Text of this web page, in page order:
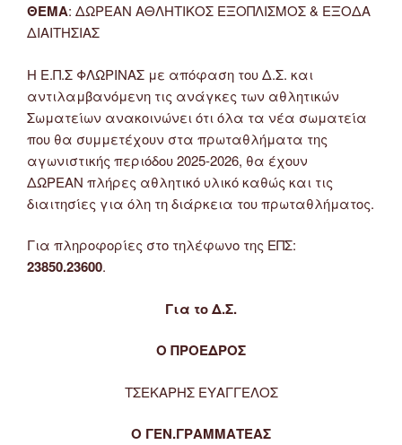
ΘΕΜΑ: ΔΩΡΕΑΝ ΑΘΛΗΤΙΚΟΣ ΕΞΟΠΛΙΣΜΟΣ & ΕΞΟΔΑ
ΔΙΑΙΤΗΣΙΑΣ
Η Ε.Π.Σ ΦΛΩΡΙΝΑΣ με απόφαση του Δ.Σ. και
αντιλαμβανόμενη τις ανάγκες των αθλητικών
Σωματείων ανακοινώνει ότι όλα τα νέα σωματεία
που θα συμμετέχουν στα πρωταθλήματα της
αγωνιστικής περιόδου 2025-2026, θα έχουν
ΔΩΡΕΑΝ πλήρες αθλητικό υλικό καθώς και τις
διαιτησίες για όλη τη διάρκεια του πρωταθλήματος.
Για πληροφορίες στο τηλέφωνο της ΕΠΣ:
23850.23600.
Για το Δ.Σ.
Ο ΠΡΟΕΔΡΟΣ
ΤΣΕΚΑΡΗΣ ΕΥΑΓΓΕΛΟΣ
Ο ΓΕΝ.ΓΡΑΜΜΑΤΕΑΣ